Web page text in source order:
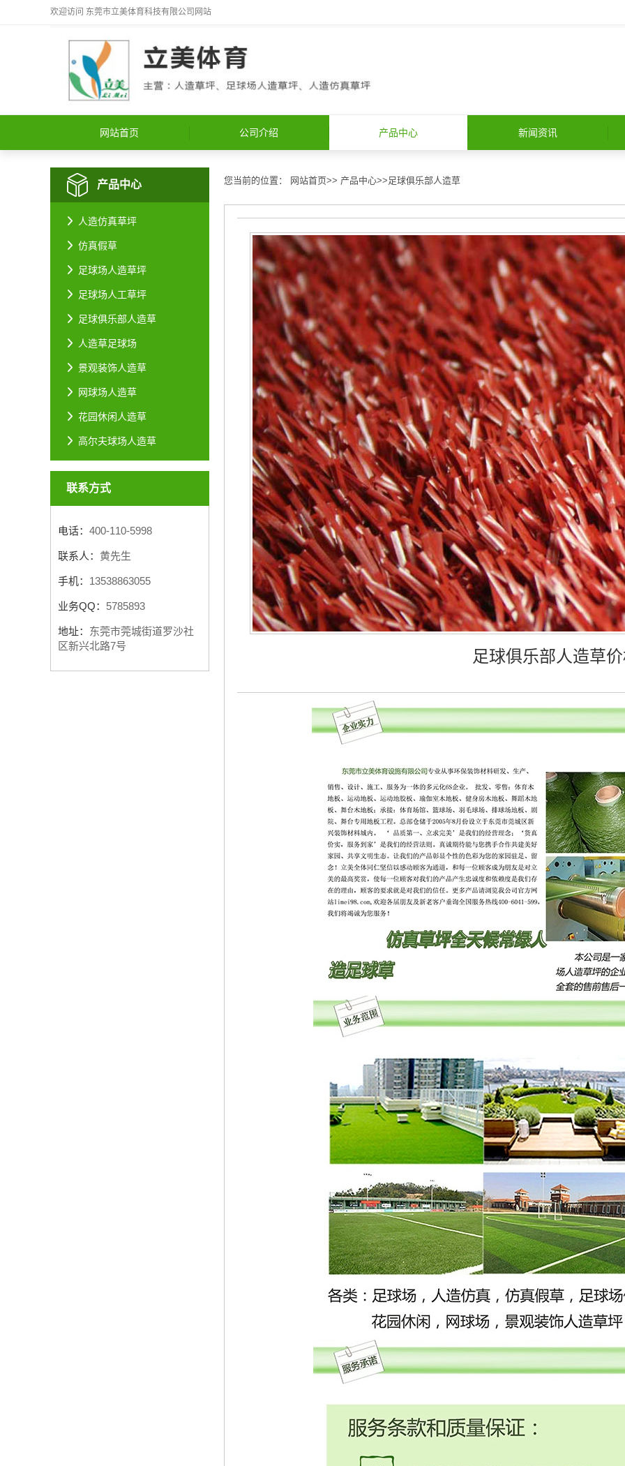
欢迎访问 东莞市立美体育科技有限公司 网站
网站首页 公司介绍 产品中心 新闻资讯
产品中心
人造仿真草坪
仿真假草
足球场人造草坪
足球场人工草坪
足球俱乐部人造草
人造草足球场
景观装饰人造草
网球场人造草
花园休闲人造草
高尔夫球场人造草
联系方式
电话： 400-110-5998
联系人： 黄先生
手机： 13538863055
业务QQ： 5785893
地址： 东莞市莞城街道罗沙社
区新兴北路7号
您当前的位置： 网站首页>> 产品中心>> 足球俱乐部人造草
足球俱乐部人造草